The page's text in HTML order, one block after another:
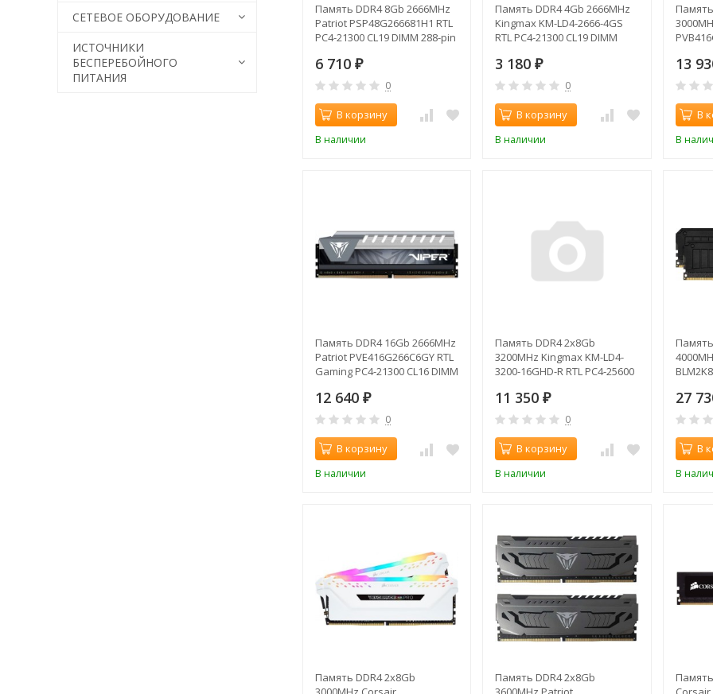
Память DDR4 8Gb 2666MHz
Patriot PSP48G266681H1 RTL
PC4-21300 CL19 DIMM 288-pin
6 710 ₽
0
В корзину
В наличии
Память DDR4 4Gb 2666MHz
Kingmax KM-LD4-2666-4GS
RTL PC4-21300 CL19 DIMM
3 180₽
0
В корзину
В наличии
1.35В
13
В
В
Память DDR4 16Gb 2666MHz
Patriot PVE416G266C6GY RTL
Gaming PC4-21300 CL16 DIMM
12 640 ₽
0
В корзину
В наличии
Память DDR4 2x8Gb
3200MHz Kingmax KM-LD4-
3200-16GHD-R RTL PC4-25600
11 350₽
0
В корзину
В наличии
288-pin
27
В
В
Память DDR4 2x8Gb
Память DDR4 2x8Gb
СЕТЕВОЕ ОБОРУДОВАНИЕ
ИСТОЧНИКИ
БЕСПЕРЕБОЙНОГО
ПИТАНИЯ